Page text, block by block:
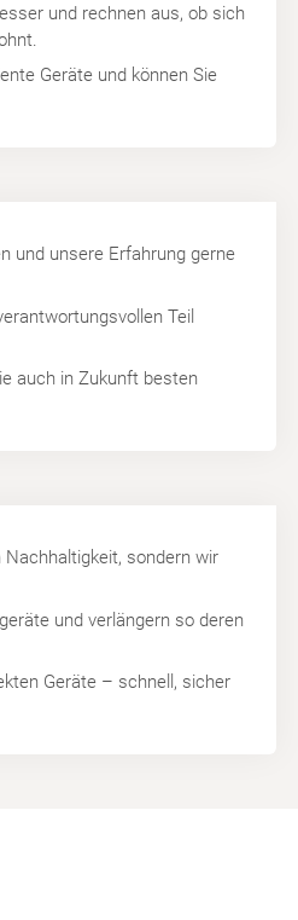
und rechnen aus, ob sich
Geräte und können Sie
und unsere Erfahrung gerne
Teil
auch in Zukunft besten
sondern wir
und verlängern so deren
Geräte – schnell, sicher